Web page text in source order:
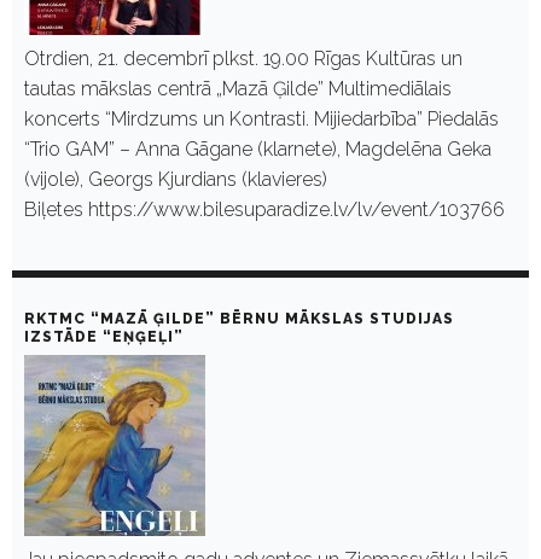
Otrdien, 21. decembrī plkst. 19.00 Rīgas Kultūras un
tautas mākslas centrā „Mazā Ģilde” Multimediālais
koncerts “Mirdzums un Kontrasti. Mijiedarbība” Piedalās
“Trio GAM” – Anna Gāgane (klarnete), Magdelēna Geka
(vijole), Georgs Kjurdians (klavieres)
Biļetes https://www.bilesuparadize.lv/lv/event/103766
RKTMC “MAZĀ ĢILDE” BĒRNU MĀKSLAS STUDIJAS
IZSTĀDE “EŅĢEĻI”